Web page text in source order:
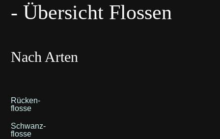
- Übersicht Flossen
Nach Arten
Rücken-
flosse
Schwanz-
flosse